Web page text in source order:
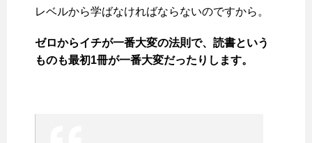
レベルから学ばなければならないのですから。
ゼロからイチが一番大変の法則で、読書という
ものも最初1冊が一番大変だったりします。